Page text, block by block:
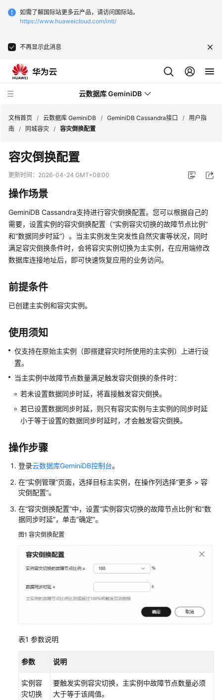
如需了解国际站更多云产品，请访问国际站。
https://www.huaweicloud.com/intl/
不再显示此消息
云数据库 GeminiDB
新
动
务
公
告
产
介
绍
Redis
接
口
Influx
接
口
GeminiDB
接
产
品
介
绍
计
说
明
户
南
文档首页 / 云数据库 GeminiDB / GeminiDB Cassandra接口 / 用户指
南 / 同城容灾 / 容灾倒换配置
容灾倒换配置
更新时间： 2026-04-24 GMT+08:00
操作场景
GeminiDB Cassandra支持进行容灾倒换配置。您可以根据自己的
需要，设置实例的容灾倒换配置（“实例容灾切换的故障节点比例”
和“数据同步时延”）。当主实例发生突发性自然灾害等状况，同时
满足容灾倒换条件时，会将容灾实例切换为主实例，在应用端修改
数据库连接地址后，即可快速恢复应用的业务访问。
前提条件
已创建主实例和容灾实例。
使用须知
仅支持在原始主实例（即搭建容灾时所使用的主实例）上进行设
置。
当主实例中故障节点数量满足触发容灾倒换的条件时：
若未设置数据同步时延，将直接触发容灾倒换。
若已设置数据同步时延，则只有容灾实例与主实例的同步时延
小于等于设置的数据同步时延时，才会触发容灾倒换。
操作步骤
登录云数据库GeminiDB控制台。
在“实例管理”页面，选择目标主实例，在操作列选择“更多 > 容
灾倒配置”。
在“容灾倒换配置”中，设置“实例容灾切换的故障节点比例”和“数
据同步时延”，单击“确定”。
图1 容灾倒换配置
表1 参数说明
参数 说明
实例容
灾切换
要触发实例容灾切换，主实例中故障节点数量必须
大于等于该阈值。